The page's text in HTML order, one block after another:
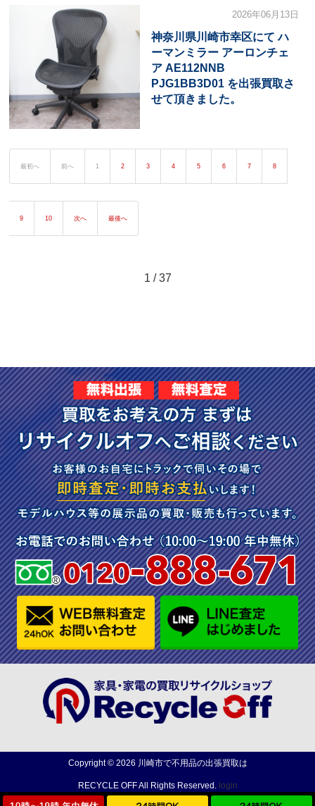
2026年06月13日
神奈川県川崎市幸区にて ハ
ーマンミラー アーロンチェ
ア AE112NNB
PJG1BB3D01 を出張買取さ
せて頂きました。
最初へ 前へ 1 2 3 4 5 6 7 8
9 10 次へ 最後へ
1 / 37
Copyright © 2026 川崎市で不用品の出張買取は
RECYCLE OFFAll Rights Reserved. login